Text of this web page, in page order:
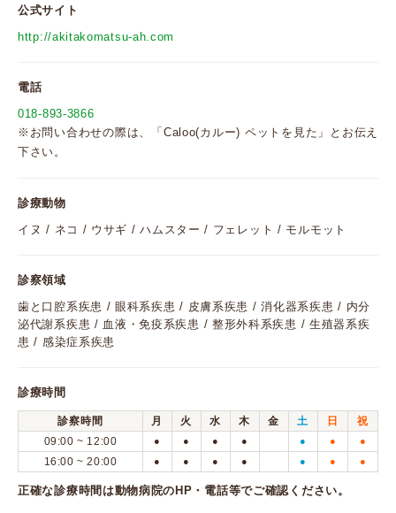
公式サイト
http://akitakomatsu-ah.com
電話
018-893-3866
※お問い合わせの際は、「Caloo(カルー) ペットを見た」とお伝え
下さい。
診療動物
イヌ / ネコ / ウサギ / ハムスター / フェレット / モルモット
診察領域
歯と口腔系疾患 / 眼科系疾患 / 皮膚系疾患 / 消化器系疾患 / 内分
泌代謝系疾患 / 血液・免疫系疾患 / 整形外科系疾患 / 生殖器系疾
患 / 感染症系疾患
診療時間
診察時間 月 火 水 木 金 土 日
祝
09:00 ~ 12:00
● ● ● ● ● ● ●
16:00 ~ 20:00 ● ● ● ● ● ● ●
正確な診療時間は動物病院のHP・電話等でご確認ください。